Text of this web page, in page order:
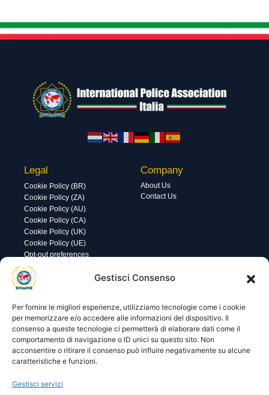
Gestisci Consenso
Per fornire le migliori esperienze, utilizziamo tecnologie come i cookie
per memorizzare e/o accedere alle informazioni del dispositivo. Il
consenso a queste tecnologie ci permetterà di elaborare dati come il
comportamento di navigazione o ID unici su questo sito. Non
acconsentire o ritirare il consenso può influire negativamente su alcune
caratteristiche e funzioni.
Gestisci servizi
Legal
Cookie Policy (BR)
Cookie Policy (ZA)
Cookie Policy (AU)
Cookie Policy (CA)
Cookie Policy (UK)
Cookie Policy (UE)
Opt-out preferences
Company
About Us
Contact Us
Utility
Visite di oggi: 0
Visite totali: 13748
Area gestione